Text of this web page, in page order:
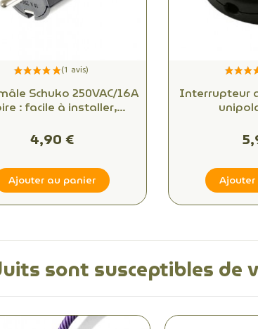
Schuko 250VAC/16A
: facile à installer,
et espaces
commerciaux
4,90 €
Ajouter au panier
Interrupteur
sont susceptibles de